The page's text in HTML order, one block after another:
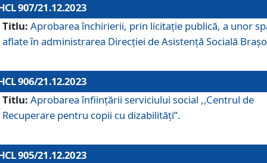
907/21.12.2023
Titlu: Aprobarea închirierii, prin licitație publică, a unor
aflate în administrarea Direcției de Asistență Socială
906/21.12.2023
Titlu: Aprobarea înființării serviciului social ,,Centrul de
Recuperare pentru copii cu dizabilități”.
905/21.12.2023